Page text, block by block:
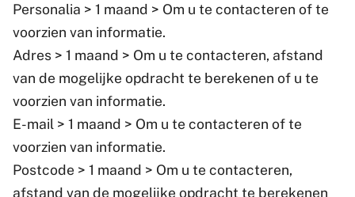
Personalia > 1 maand > Om u te contacteren of te
voorzien van informatie.
Adres > 1 maand > Om u te contacteren, afstand
van de mogelijke opdracht te berekenen of u te
voorzien van informatie.
E-mail > 1 maand > Om u te contacteren of te
voorzien van informatie.
Postcode > 1 maand > Om u te contacteren,
afstand van de mogelijke opdracht te berekenen